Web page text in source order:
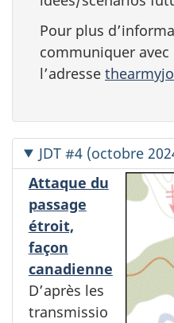
Pour plus
communiquer
l’adresse
JDT #4 (octobre
Attaque du
passage
étroit,
façon
canadienne
D’après les
transmissio